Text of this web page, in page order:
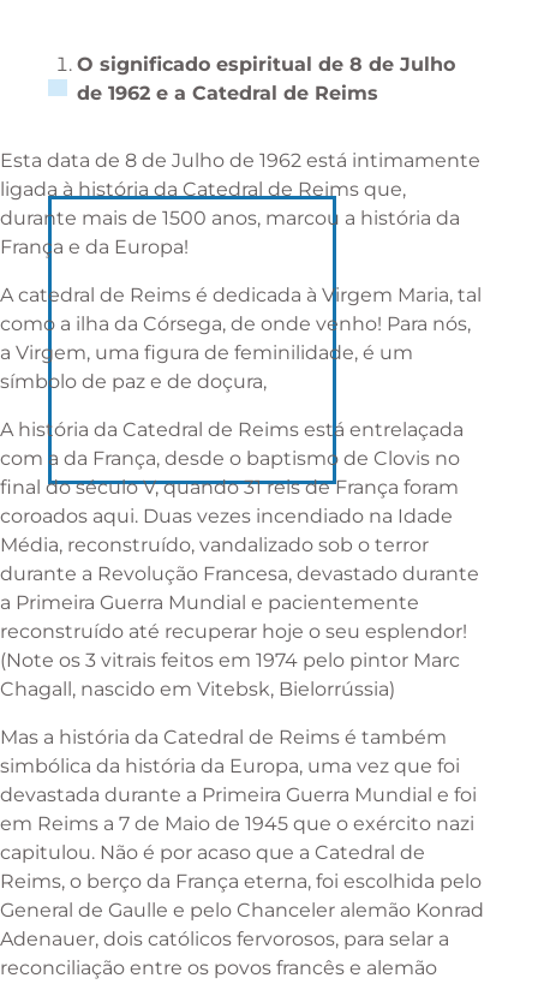
O significado espiritual de 8 de Julho
de 1962 e a Catedral de Reims
Esta data de 8 de Julho de 1962 está intimamente
ligada à história da Catedral de Reims que,
durante mais de 1500 anos, marcou a história da
França e da Europa!
A catedral de Reims é dedicada à Virgem Maria, tal
como a ilha da Córsega, de onde venho! Para nós,
a Virgem, uma figura de feminilidade, é um
símbolo de paz e de doçura,
A história da Catedral de Reims está entrelaçada
com a da França, desde o baptismo de Clovis no
final do século V, quando 31 reis de França foram
coroados aqui. Duas vezes incendiado na Idade
Média, reconstruído, vandalizado sob o terror
durante a Revolução Francesa, devastado durante
a Primeira Guerra Mundial e pacientemente
reconstruído até recuperar hoje o seu esplendor!
(Note os 3 vitrais feitos em 1974 pelo pintor Marc
Chagall, nascido em Vitebsk, Bielorrússia)
Mas a história da Catedral de Reims é também
simbólica da história da Europa, uma vez que foi
devastada durante a Primeira Guerra Mundial e foi
em Reims a 7 de Maio de 1945 que o exército nazi
capitulou. Não é por acaso que a Catedral de
Reims, o berço da França eterna, foi escolhida pelo
General de Gaulle e pelo Chanceler alemão Konrad
Adenauer, dois católicos fervorosos, para selar a
reconciliação entre os povos francês e alemão